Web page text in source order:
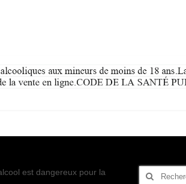
est dangereux pour la
Rechercher